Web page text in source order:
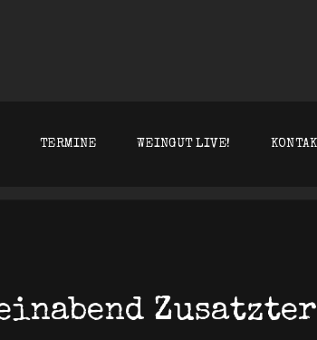
TERMINE WEINGUT LIVE!